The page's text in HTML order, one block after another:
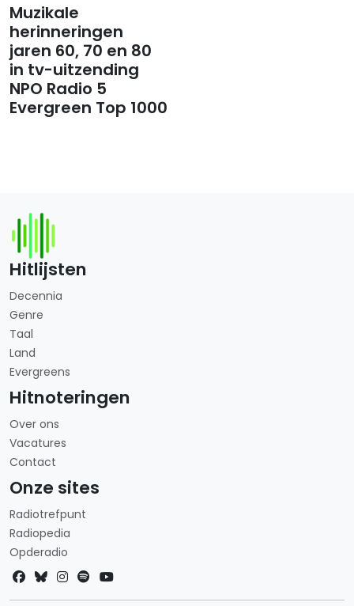
Muzikale
herinneringen
jaren 60, 70 en 80
in tv-uitzending
NPO Radio 5
Evergreen Top 1000
Hitlijsten
Decennia
Genre
Taal
Land
Evergreens
Hitnoteringen
Over ons
Vacatures
Contact
Onze sites
Radiotrefpunt
Radiopedia
Opderadio